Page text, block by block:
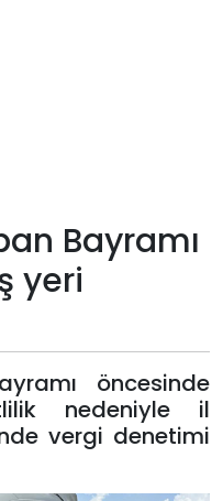
Bayramı
yeri
öncesinde
nedeniyle il
vergi denetimi